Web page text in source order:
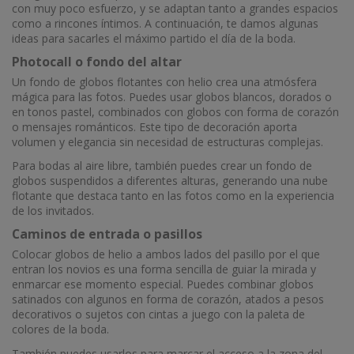
con muy poco esfuerzo, y se adaptan tanto a grandes espacios
como a rincones íntimos. A continuación, te damos algunas
ideas para sacarles el máximo partido el día de la boda.
Photocall o fondo del altar
Un fondo de globos flotantes con helio crea una atmósfera
mágica para las fotos. Puedes usar globos blancos, dorados o
en tonos pastel, combinados con globos con forma de corazón
o mensajes románticos. Este tipo de decoración aporta
volumen y elegancia sin necesidad de estructuras complejas.
Para bodas al aire libre, también puedes crear un fondo de
globos suspendidos a diferentes alturas, generando una nube
flotante que destaca tanto en las fotos como en la experiencia
de los invitados.
Caminos de entrada o pasillos
Colocar globos de helio a ambos lados del pasillo por el que
entran los novios es una forma sencilla de guiar la mirada y
enmarcar ese momento especial. Puedes combinar globos
satinados con algunos en forma de corazón, atados a pesos
decorativos o sujetos con cintas a juego con la paleta de
colores de la boda.